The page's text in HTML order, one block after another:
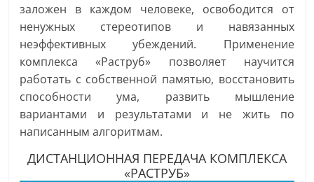
заложен в каждом человеке, освободится от
ненужных стереотипов и навязанных
неэффективных убеждений. Применение
комплекса «Раструб» позволяет научится
работать с собственной памятью, восстановить
способности ума, развить мышление
вариантами и результатами и не жить по
написанным алгоритмам.
ДИСТАНЦИОННАЯ ПЕРЕДАЧА КОМПЛЕКСА
«РАСТРУБ»